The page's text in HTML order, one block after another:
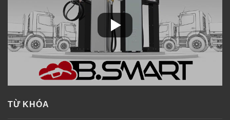
TỪ KHÓA